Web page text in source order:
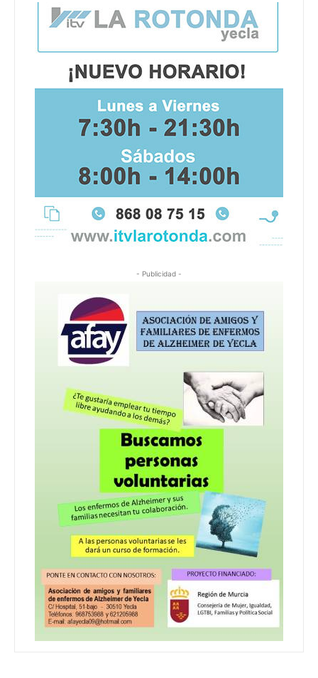
- Publicidad -